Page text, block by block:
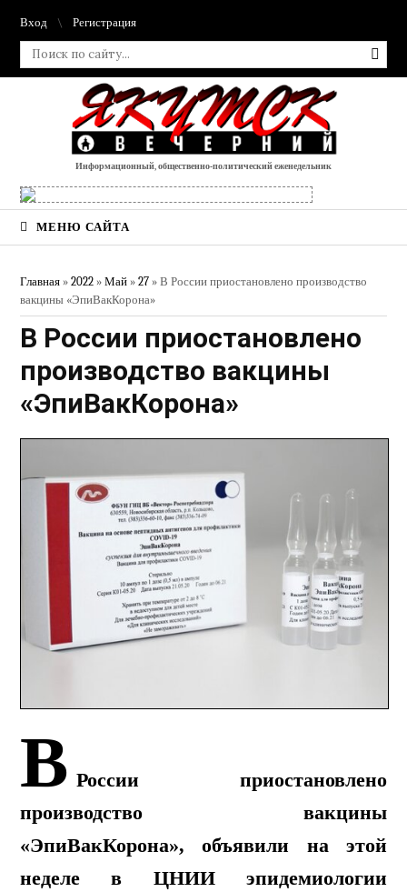
Вход Регистрация
Информационный, общественно-политический еженедельник
МЕНЮ САЙТА
Главная »2022 » Май » 27 » В России приостановлено производство
вакцины «ЭпиВакКорона»
В России приостановлено
производство вакцины
«ЭпиВакКорона»
В России приостановлено
производство вакцины
«ЭпиВакКорона», объявили на этой
неделе в ЦНИИ эпидемиологии